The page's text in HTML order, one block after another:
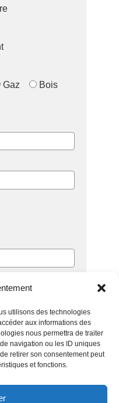
utilisons des technologies
aux informations des
nous permettra de traiter
navigation ou les ID uniques
retirer son consentement peut
et fonctions.
Gaz
Bois